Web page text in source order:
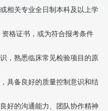
相关专业全日制本科及以上学
格证书，或为符合报考条件
，熟悉临床常见检验项目的原
具备良好的质量控制意识和结
好的沟通能力、团队协作精神